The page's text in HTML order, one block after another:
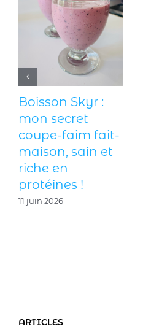
Boisson Skyr :
mon secret
coupe-faim fait-
maison, sain et
riche en
protéines !
11 juin 2026
ARTICLES